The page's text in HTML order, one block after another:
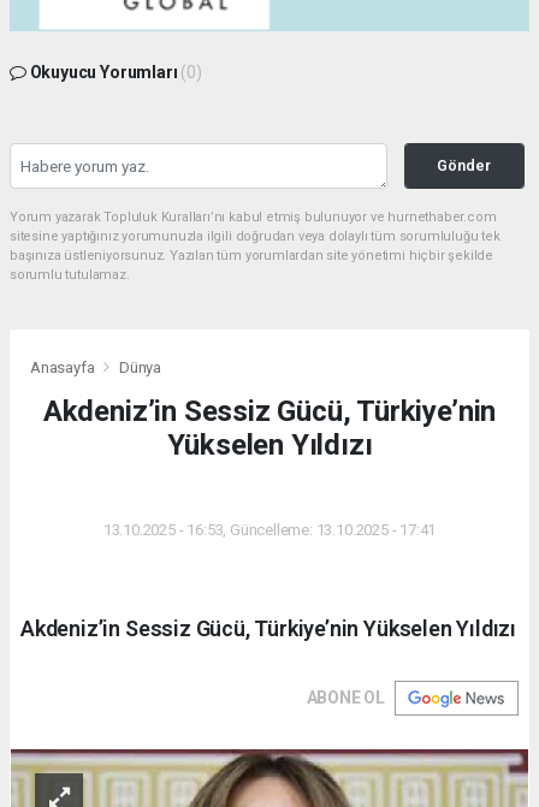
Okuyucu Yorumları (0)
Gönder
Yorum yazarak Topluluk Kuralları’nı kabul etmiş bulunuyor ve hurnethaber.com
sitesine yaptığınız yorumunuzla ilgili doğrudan veya dolaylı tüm sorumluluğu tek
başınıza üstleniyorsunuz. Yazılan tüm yorumlardan site yönetimi hiçbir şekilde
sorumlu tutulamaz.
Anasayfa Dünya
Akdeniz’in Sessiz Gücü, Türkiye’nin
Yükselen Yıldızı
13.10.2025 - 16:53, Güncelleme: 13.10.2025 - 17:41
Akdeniz’in Sessiz Gücü, Türkiye’nin Yükselen Yıldızı
ABONE OL